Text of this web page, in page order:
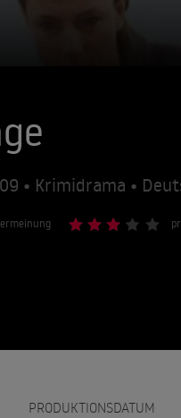
• Krimidrama •
PRODUKTIONSDATUM